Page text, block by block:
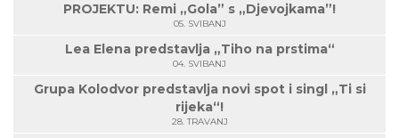
PROJEKTU: Remi „Gola” s „Djevojkama”!
05. SVIBANJ
Lea Elena predstavlja „Tiho na prstima“
04. SVIBANJ
Grupa Kolodvor predstavlja novi spot i singl „Ti si
rijeka“!
28. TRAVANJ